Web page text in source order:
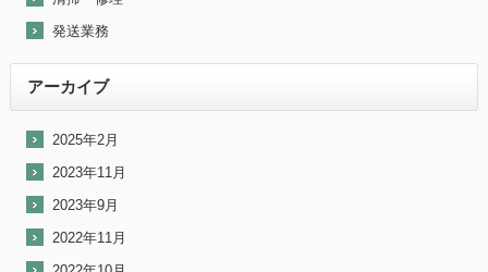
発送業務
アーカイブ
2025年2月
2023年11月
2023年9月
2022年11月